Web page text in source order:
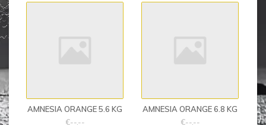
AMNESIA ORANGE 5.6 KG
€--,--
AMNESIA ORANGE 6.8 KG
€--,--